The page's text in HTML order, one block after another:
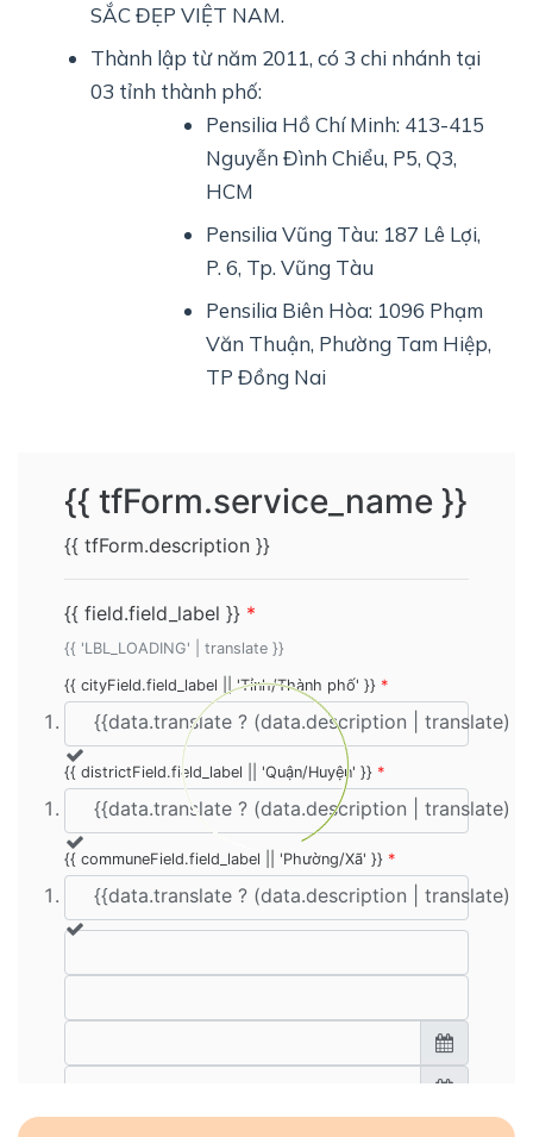
SẮC ĐẸP VIỆT NAM.
Thành lập từ năm 2011, có 3 chi nhánh tại
03 tỉnh thành phố:
Pensilia Hồ Chí Minh: 413-415
Nguyễn Đình Chiểu, P5, Q3,
HCM
Pensilia Vũng Tàu: 187 Lê Lợi,
P. 6, Tp. Vũng Tàu
Pensilia Biên Hòa: 1096 Phạm
Văn Thuận, Phường Tam Hiệp,
TP Đồng Nai